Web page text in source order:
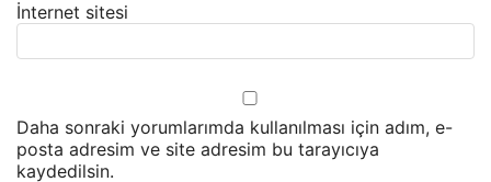
İnternet sitesi
Daha sonraki yorumlarımda kullanılması için adım, e-
posta adresim ve site adresim bu tarayıcıya
kaydedilsin.